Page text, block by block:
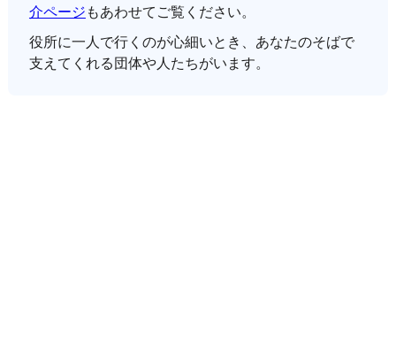
介ページ もあわせてご覧ください。
役所に一人で行くのが心細いとき、あなたのそばで
支えてくれる団体や人たちがいます。